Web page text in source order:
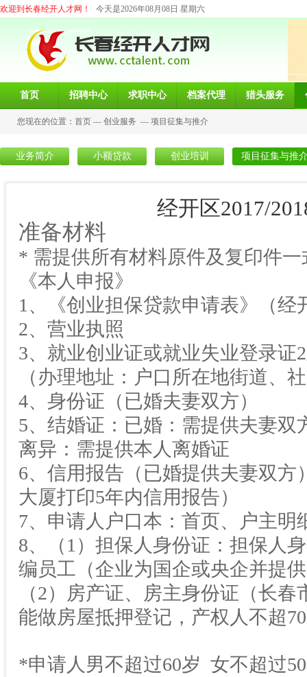
欢迎到长春经开人才网！ 今天是2026年08月08日 星期六
首页 招聘中心 求职中心 档案代理 猎头服务
您现在的位置： 首页 — 创业服务 — 项目征集与推介
业务简介 小额贷款 创业培训 项目征集与推
经开区2017/
准备材料
* 需提供所有材料原件及复印件一
《本人申报》
1、《创业担保贷款申请表》（经
2、营业执照
3、就业创业证或就业失业登录证
（办理地址：户口所在地街道、
4、身份证（已婚夫妻双方）
5、结婚证：已婚：需提供夫妻双
离异：需提供本人离婚证
6、信用报告（已婚提供夫妻双
大厦打印5年内信用报告）
7、申请人户口本：首页、户主明
8、（1）担保人身份证：担保人
编员工（企业为国企或央企并提
（2）房产证、房主身份证（长
能做房屋抵押登记，产权人不超
*申请人男不超过60岁 女不超过